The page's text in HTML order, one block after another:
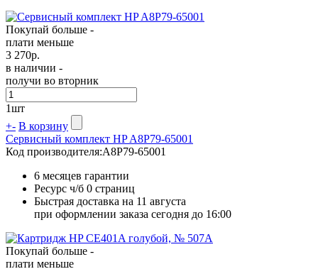
Покупай больше -
плати меньше
3 270р.
в наличии -
получи во вторник
1шт
+- В корзину
Сервисный комплект HP A8P79-65001
Код производителя:A8P79-65001
6 месяцев гарантии
Ресурс ч/б 0 страниц
Быстрая доставка на 11 августа
при оформлении заказа сегодня до 16:00
Покупай больше -
плати меньше